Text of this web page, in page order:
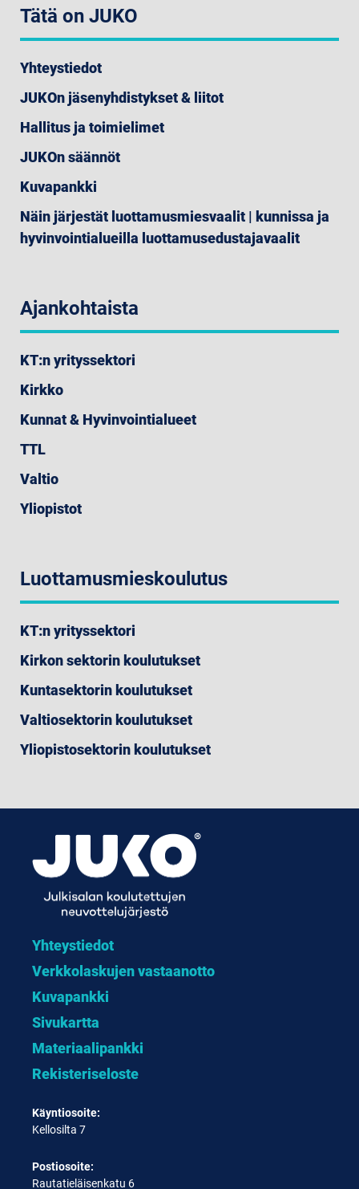
Tätä on JUKO
Yhteystiedot
JUKOn jäsenyhdistykset & liitot
Hallitus ja toimielimet
JUKOn säännöt
Kuvapankki
Näin järjestät luottamusmiesvaalit | kunnissa ja
hyvinvointialueilla luottamusedustajavaalit
Ajankohtaista
KT:n yrityssektori
Kirkko
Kunnat & Hyvinvointialueet
TTL
Valtio
Yliopistot
Luottamusmieskoulutus
KT:n yrityssektori
Kirkon sektorin koulutukset
Kuntasektorin koulutukset
Valtiosektorin koulutukset
Yliopistosektorin koulutukset
Yhteystiedot
Verkkolaskujen vastaanotto
Kuvapankki
Sivukartta
Materiaalipankki
Rekisteriseloste
Käyntiosoite:
Kellosilta 7
Postiosoite:
Rautatieläisenkatu 6